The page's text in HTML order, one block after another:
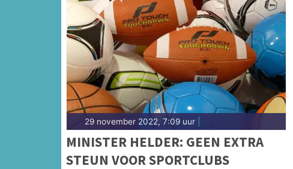
29 november 2022, 7:09 uur
MINISTER HELDER: GEEN EXTRA
STEUN VOOR SPORTCLUBS